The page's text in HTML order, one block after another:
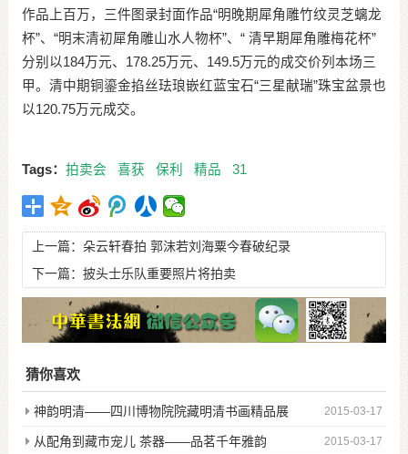
作品上百万，三件图录封面作品“明晚期犀角雕竹纹灵芝螭龙
杯”、“明末清初犀角雕山水人物杯”、“ 清早期犀角雕梅花杯”
分别以184万元、178.25万元、149.5万元的成交价列本场三
甲。清中期铜鎏金掐丝珐琅嵌红蓝宝石“三星献瑞”珠宝盆景也
以120.75万元成交。
Tags： 拍卖会 喜获 保利 精品 31
上一篇： 朵云轩春拍 郭沫若刘海粟今春破纪录
下一篇： 披头士乐队重要照片将拍卖
猜你喜欢
2015-03-17
神韵明清——四川博物院院藏明清书画精品展
2015-03-17
从配角到藏市宠儿 茶器——品茗千年雅韵